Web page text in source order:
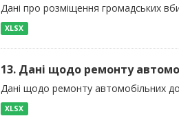
Дані про розміщення громадських
XLSX
13. Дані щодо ремонту
Дані щодо ремонту автомобільних
XLSX